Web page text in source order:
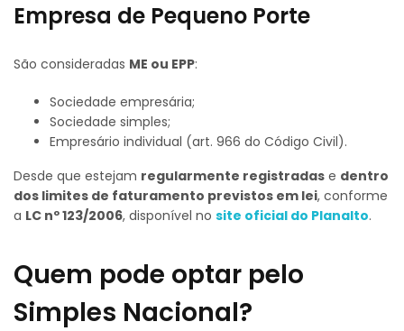
Empresa de Pequeno Porte
São consideradas ME ou EPP:
Sociedade empresária;
Sociedade simples;
Empresário individual (art. 966 do Código Civil).
Desde que estejam regularmente registradas e dentro
dos limites de faturamento previstos em lei, conforme
a LC nº 123/2006, disponível no site oficial do Planalto.
Quem pode optar pelo
Simples Nacional?